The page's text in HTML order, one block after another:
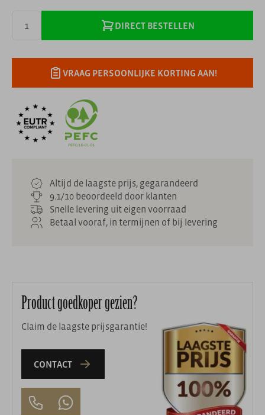
DIRECT BESTELLEN
VRAAG PERSOONLIJKE KORTING AAN!
Altijd de laagste prijs, gegarandeerd
9.1/10 beoordeeld door klanten
Snelle levering uit eigen voorraad
Betaal vooraf, in termijnen of bij levering
Product goedkoper gezien?
Claim de laagste prijsgarantie!
CONTACT